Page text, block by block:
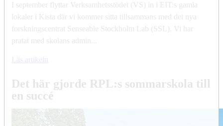
I september flyttar Verksamhetsstödet (VS) in i EIT:s gamla
lokaler i Kista där vi kommer sitta tillsammans med det nya
forskningscentrat Senseable Stockholm Lab (SSL). Vi har
pratat med skolans admin...
Läs artikeln
Det här gjorde RPL:s sommarskola till
en succé